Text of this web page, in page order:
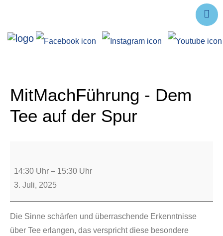
Forschung
Service
MitMachFührung - Dem
Tee auf der Spur
14:30 Uhr – 15:30 Uhr
3. Juli, 2025
Die Sinne schärfen und überraschende Erkenntnisse
über Tee erlangen, das verspricht diese besondere